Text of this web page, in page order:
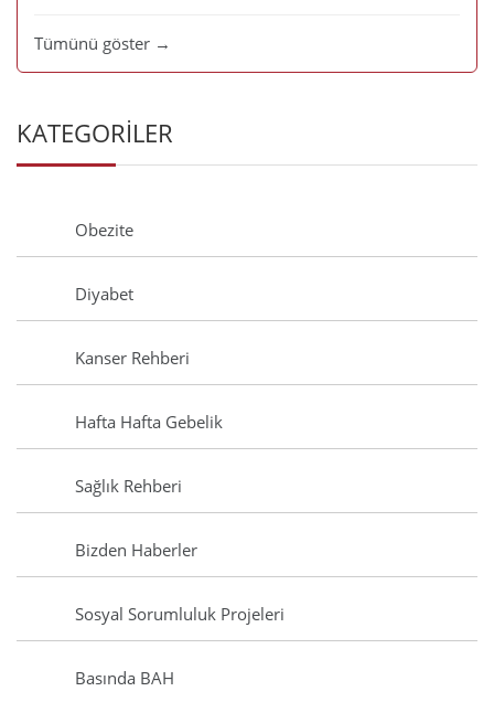
Tümünü göster →
KATEGORİLER
Obezite
Diyabet
Kanser Rehberi
Hafta Hafta Gebelik
Sağlık Rehberi
Bizden Haberler
Sosyal Sorumluluk Projeleri
Basında BAH